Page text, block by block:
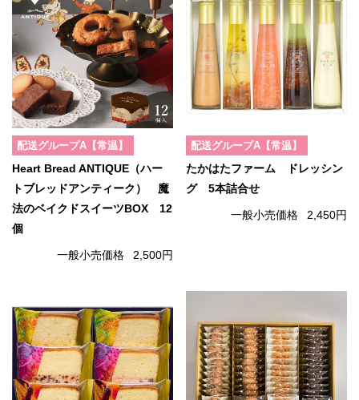
配送グループA【常温】
Heart Bread ANTIQUE（ハー
トブレッドアンティーク） 魔
法のベイクドスイーツBOX 12
個
一般小売価格 2,500円
配送グループA【常温】
たかはたファーム ドレッシン
グ 5本詰合せ
一般小売価格 2,450円